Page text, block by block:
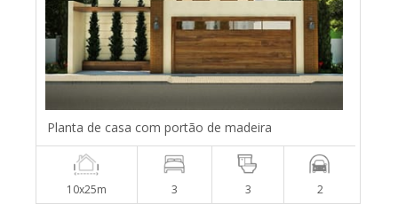
Planta de casa com portão de madeira
10x25m 3 3 2